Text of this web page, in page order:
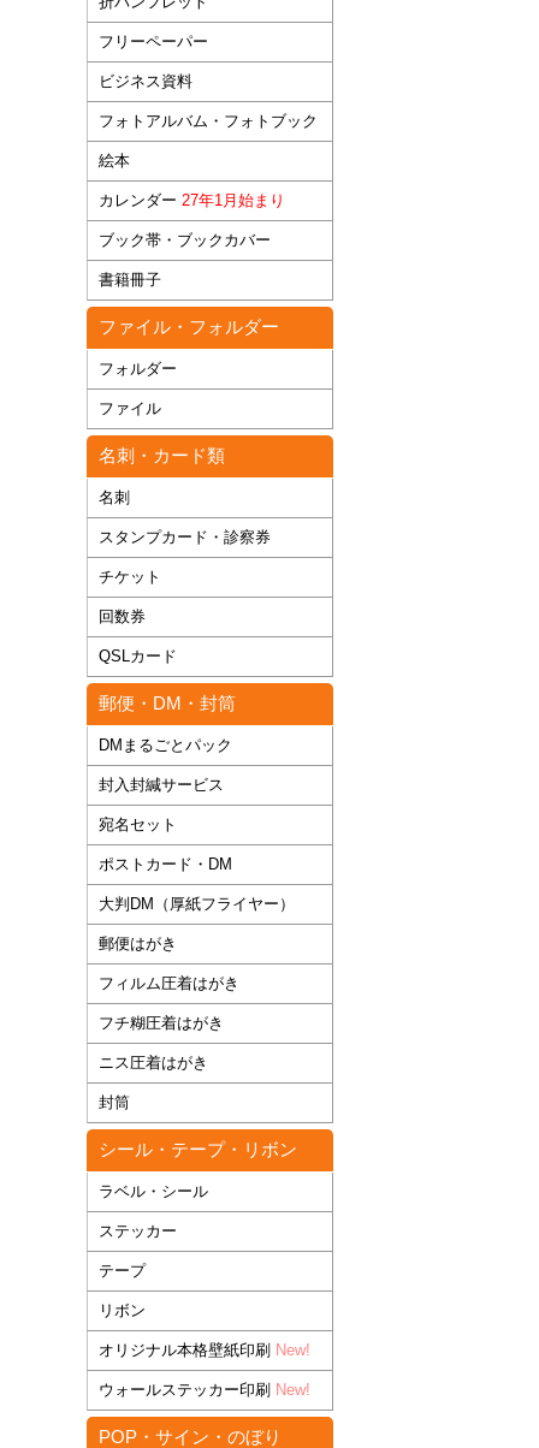
フリーペーパー
ビジネス資料
フォトアルバム・フォトブック
絵本
カレンダー 27年1月始まり
ブック帯・ブックカバー
書籍冊子
ファイル・フォルダー
フォルダー
ファイル
名刺・カード類
名刺
スタンプカード・診察券
チケット
回数券
QSLカード
郵便・DM・封筒
DMまるごとパック
封入封緘サービス
宛名セット
ポストカード・DM
大判DM（厚紙フライヤー）
郵便はがき
フィルム圧着はがき
フチ糊圧着はがき
ニス圧着はがき
封筒
シール・テープ・リボン
ラベル・シール
ステッカー
テープ
リボン
オリジナル本格壁紙印刷 New!
ウォールステッカー印刷 New!
POP・サイン・のぼり